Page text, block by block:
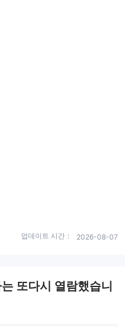
업데이트 시간： 2026-08-07
또다시 열람했습니